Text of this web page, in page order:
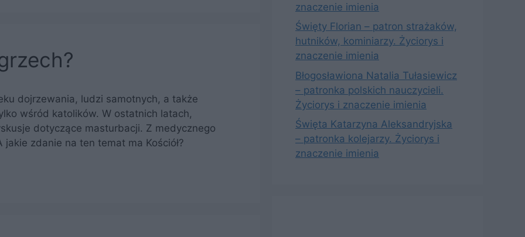
dojrzewania, ludzi samotnych, a także
wśród katolików. W ostatnich latach,
dotyczące masturbacji. Z medycznego
zdanie na ten temat ma Kościół?
znaczenie imienia
Święty Florian – patron strażaków,
hutników, kominiarzy. Życiorys i
znaczenie imienia
Błogosławiona Natalia Tułasiewicz
– patronka polskich nauczycieli.
Życiorys i znaczenie imienia
Święta Katarzyna Aleksandryjska
– patronka kolejarzy. Życiorys i
znaczenie imienia